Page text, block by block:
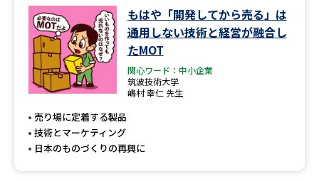
もはや「開発してから売る」は
通用しない技術と経営が融合し
たMOT
関心ワード：中小企業
筑波技術大学
嶋村 幸仁 先生
売り場に定着する製品
技術とマーケティング
日本のものづくりの再興に